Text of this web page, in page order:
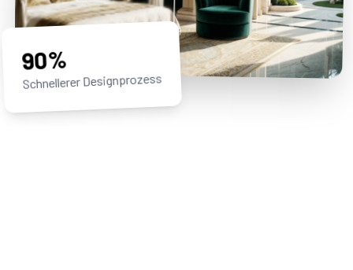
90%
Schnellerer Designprozess